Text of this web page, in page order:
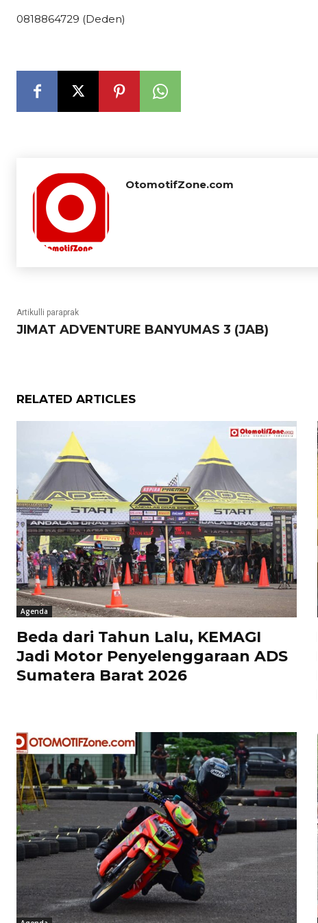
0818864729 (Deden)
OtomotifZone.com
Artikulli paraprak
JIMAT ADVENTURE BANYUMAS 3 (JAB)
RELATED ARTICLES
Agenda
Beda dari Tahun Lalu, KEMAGI
Jadi Motor Penyelenggaraan ADS
Sumatera Barat 2026